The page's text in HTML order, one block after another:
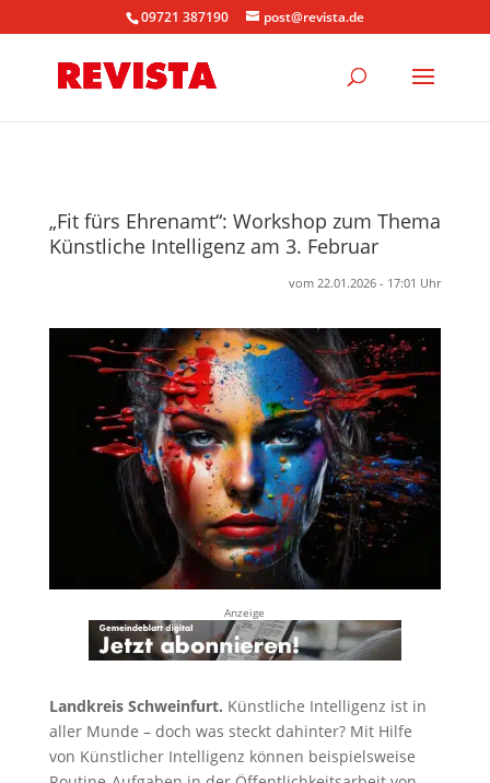
09721 387190 post@revista.de
„Fit fürs Ehrenamt“: Workshop zum Thema
Künstliche Intelligenz am 3. Februar
vom 22.01.2026 - 17:01 Uhr
Anzeige
Landkreis Schweinfurt. Künstliche Intelligenz ist in
aller Munde – doch was steckt dahinter? Mit Hilfe
von Künstlicher Intelligenz können beispielsweise